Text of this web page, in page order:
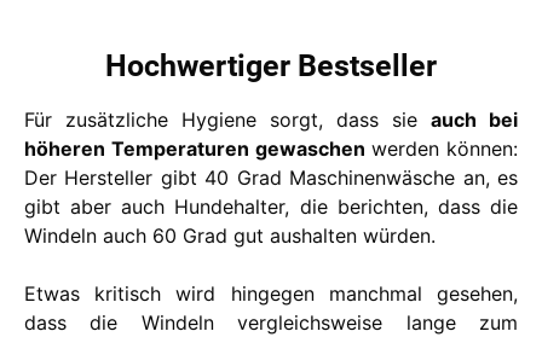
Hochwertiger Bestseller
Für zusätzliche Hygiene sorgt, dass sie auch bei
höheren Temperaturen gewaschen werden können:
Der Hersteller gibt 40 Grad Maschinenwäsche an, es
gibt aber auch Hundehalter, die berichten, dass die
Windeln auch 60 Grad gut aushalten würden.
Etwas kritisch wird hingegen manchmal gesehen,
dass die Windeln vergleichsweise lange zum